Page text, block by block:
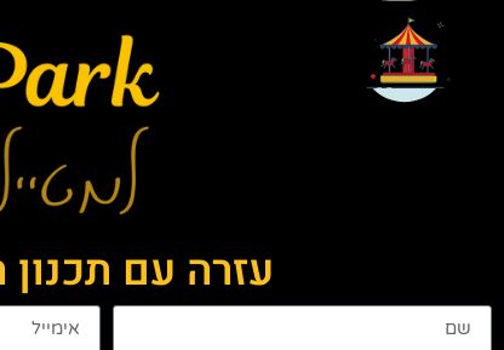
עזרה עם